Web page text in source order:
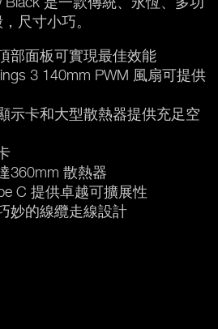
尺寸小巧。
部面板可實現最佳效能
3 140mm PWM 風扇可提供
示卡和大型散熱器提供充足空
360mm 散熱器
C 提供卓越可擴展性
妙的線纜走線設計